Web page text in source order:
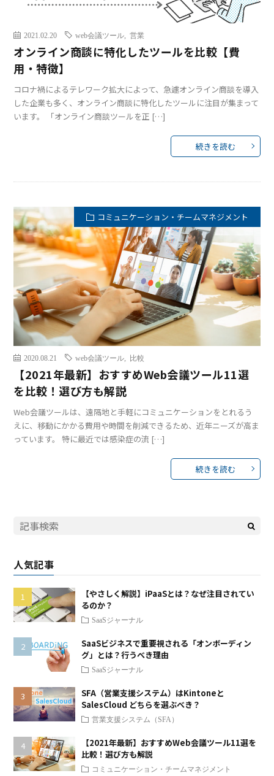
2021.02.20 web会議ツール ,営業
オンライン商談に特化したツールを比較【費
用・特徴】
コロナ禍によるテレワーク拡大によって、急遽オンライン商談を導入
した企業も多く、オンライン商談に特化したツールに注目が集まって
います。 「オンライン商談ツールを正 […]
続きを読む
コミュニケーション・チームマネジメント
2020.08.21 web会議ツール 比較
【2021年最新】おすすめWeb会議ツール11選
を比較！選び方も解説
Web会議ツールは、遠隔地と手軽にコミュニケーションをとれるう
えに、移動にかかる費用や時間を削減できるため、近年ニーズが高ま
っています。 特に最近では感染症の流 […]
続きを読む
人気記事
【やさしく解説】iPaaSとは？なぜ注目されてい
るのか？
SaaSジャーナル
SaaSビジネスで重要視される「オンボーディン
グ」とは？行うべき理由
SaaSジャーナル
SFA（営業支援システム）はKintoneと
SalesCloud どちらを選ぶべき？
営業支援システム（SFA）
【2021年最新】おすすめWeb会議ツール11選を
比較！選び方も解説
コミュニケーション・チームマネジメント